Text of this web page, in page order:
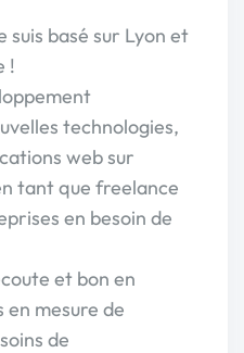
suis basé sur Lyon et
!
technologies,
web sur
tant que freelance
en besoin de
et bon en
en mesure de
de